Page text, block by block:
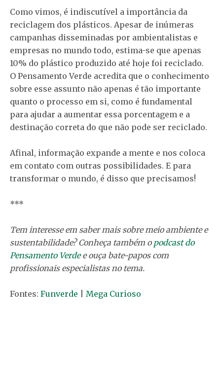
Como vimos, é indiscutível a importância da
reciclagem dos plásticos. Apesar de inúmeras
campanhas disseminadas por ambientalistas e
empresas no mundo todo, estima-se que apenas
10% do plástico produzido até hoje foi reciclado.
O Pensamento Verde acredita que o conhecimento
sobre esse assunto não apenas é tão importante
quanto o processo em si, como é fundamental
para ajudar a aumentar essa porcentagem e a
destinação correta do que não pode ser reciclado.
Afinal, informação expande a mente e nos coloca
em contato com outras possibilidades. E para
transformar o mundo, é disso que precisamos!
***
Tem interesse em saber mais sobre meio ambiente e
sustentabilidade? Conheça também o podcast do
Pensamento Verdee ouça bate-papos com
profissionais especialistas no tema.
Fontes: Funverde Mega Curioso